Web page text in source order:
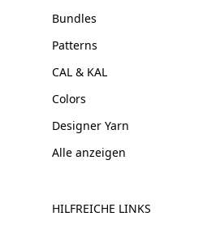
Bundles
Patterns
CAL & KAL
Colors
Designer Yarn
Alle anzeigen
HILFREICHE LINKS